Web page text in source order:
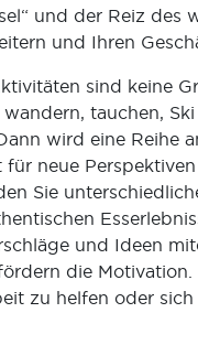
und der Reiz des
und Ihren
sind keine
tauchen,
wird eine Reihe
neue
Sie
und Ideen
die Motivation.
zu helfen oder